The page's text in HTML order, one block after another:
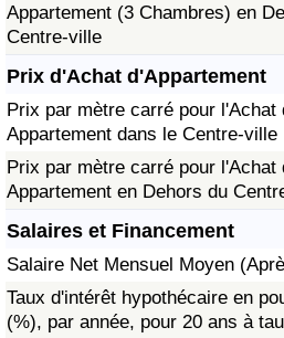
Appartement (3 Chambres) en
Centre-ville
Prix d'Achat d'Appartement
Prix par mètre carré pour l'Achat
Appartement dans le Centre-ville
Prix par mètre carré pour l'Achat
Appartement en Dehors du
Salaires et Financement
Salaire Net Mensuel Moyen
Taux d'intérêt hypothécaire en
(%), par année, pour 20 ans à
à Akaba
Criminalité
Indice de Criminalité (Actuel)
Indice de Criminalité
Indice de criminalité par pays
Soins de santé
Indice des soins de santé